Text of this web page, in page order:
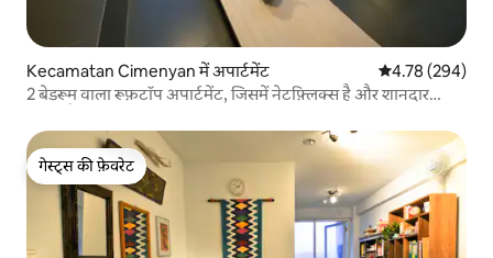
Kecamatan Cimenyan में अपार्टमेंट औसत रेटिंग 5 में से
4.78 (294)
2 बेडरूम वाला रूफ़टॉप अपार्टमेंट, जिसमें नेटफ़्लिक्स है और शानदार
गेस्ट्स की फ़ेवरेट
गेस्ट्स की फ़ेवरेट